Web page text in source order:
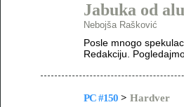
Jabuka od
Nebojša Rašković
Posle mnogo
Redakciju.
PC #150 > Hardver